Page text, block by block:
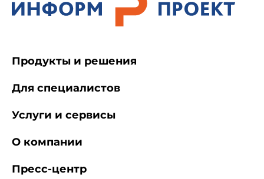
Продукты и решения
Для специалистов
Услуги и сервисы
О компании
Пресс-центр